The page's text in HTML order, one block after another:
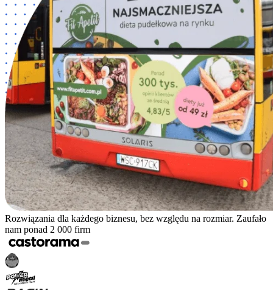
Rozwiązania dla każdego biznesu, bez względu na rozmiar. Zaufało
nam ponad 2 000 firm